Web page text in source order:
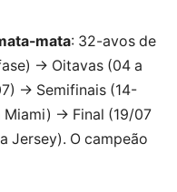
mata: 32-avos de
→ Oitavas (04 a
→ Semifinais (14-
Miami) → Final (19/07
Jersey). O campeão